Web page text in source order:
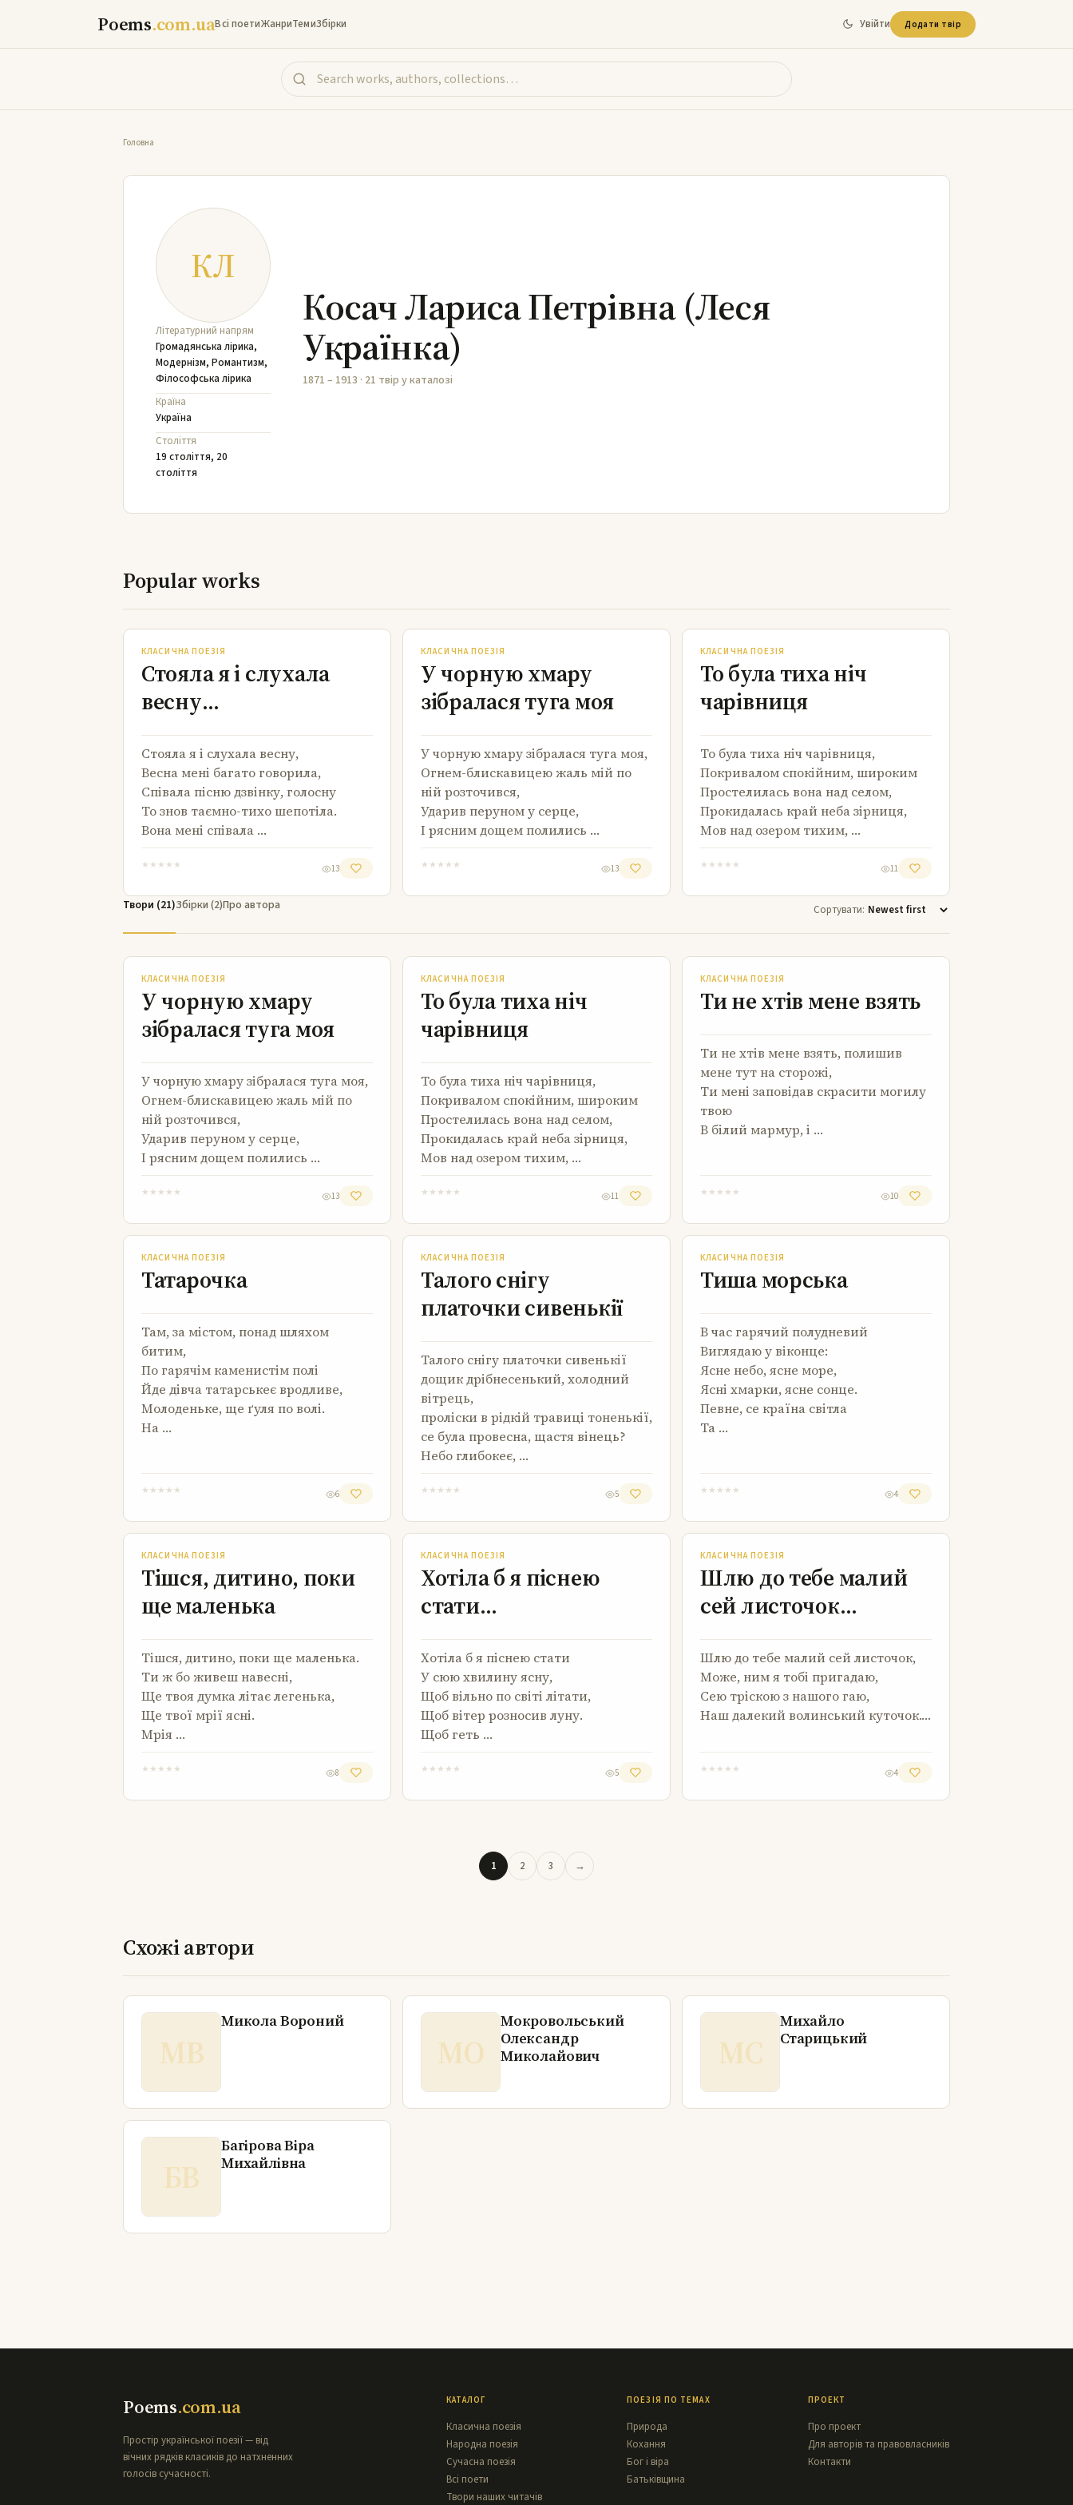
Poems.com.uaВсі поетиЖанриТемиЗбірки Увійти Додати твір
Головна
КЛ
Літературний напрям
Громадянська лірика,
Модернізм, Романтизм,
Філософська лірика
Країна
Україна
Століття
19 століття, 20
століття
Косач Лариса Петрівна (Леся
Українка)
1871 – 1913 · 21 твір у каталозі
Popular works
Стояла я і слухала весну…
КЛАСИЧНА ПОЕЗІЯ
Стояла я і слухала
весну…
Стояла я і слухала весну,
Весна мені багато говорила,
Співала пісню дзвінку, голосну
То знов таємно-тихо шепотіла.
Вона мені співала …
★ ★ ★ ★ ★ 13
У чорную хмару зібралася туга моя
КЛАСИЧНА ПОЕЗІЯ
У чорную хмару
зібралася туга моя
У чорную хмару зібралася туга моя,
Огнем-блискавицею жаль мій по
ній розточився,
Ударив перуном у серце,
І рясним дощем полились …
★ ★ ★ ★ ★ 13
То була тиха ніч чарівниця
КЛАСИЧНА ПОЕЗІЯ
То була тиха ніч
чарівниця
То була тиха ніч чарівниця,
Покривалом спокійним, широким
Простелилась вона над селом,
Прокидалась край неба зірниця,
Мов над озером тихим, …
★ ★ ★ ★ ★ 11
Твори (21)Збірки (2)Про автора Сортувати:
У чорную хмару зібралася туга моя
КЛАСИЧНА ПОЕЗІЯ
У чорную хмару
зібралася туга моя
У чорную хмару зібралася туга моя,
Огнем-блискавицею жаль мій по
ній розточився,
Ударив перуном у серце,
І рясним дощем полились …
★ ★ ★ ★ ★ 13
То була тиха ніч чарівниця
КЛАСИЧНА ПОЕЗІЯ
То була тиха ніч
чарівниця
То була тиха ніч чарівниця,
Покривалом спокійним, широким
Простелилась вона над селом,
Прокидалась край неба зірниця,
Мов над озером тихим, …
★ ★ ★ ★ ★ 11
Ти не хтів мене взять
КЛАСИЧНА ПОЕЗІЯ
Ти не хтів мене взять
Ти не хтів мене взять, полишив
мене тут на сторожі,
Ти мені заповідав скрасити могилу
твою
В білий мармур, і …
★ ★ ★ ★ ★ 10
Татарочка
КЛАСИЧНА ПОЕЗІЯ
Татарочка
Там, за містом, понад шляхом
битим,
По гарячім каменистім полі
Йде дівча татарськеє вродливе,
Молоденьке, ще ґуля по волі.
На …
★ ★ ★ ★ ★ 6
Талого снігу платочки сивенькії
КЛАСИЧНА ПОЕЗІЯ
Талого снігу
платочки сивенькії
Талого снігу платочки сивенькії
дощик дрібнесенький, холодний
вітрець,
проліски в рідкій травиці тоненькії,
се була провесна, щастя вінець?
Небо глибокеє, …
★ ★ ★ ★ ★ 5
Тиша морська
КЛАСИЧНА ПОЕЗІЯ
Тиша морська
В час гарячий полудневий
Виглядаю у віконце:
Ясне небо, ясне море,
Ясні хмарки, ясне сонце.
Певне, се країна світла
Та …
★ ★ ★ ★ ★ 4
Тішся, дитино, поки ще маленька
КЛАСИЧНА ПОЕЗІЯ
Тішся, дитино, поки
ще маленька
Тішся, дитино, поки ще маленька.
Ти ж бо живеш навесні,
Ще твоя думка літає легенька,
Ще твої мрії ясні.
Мрія …
★ ★ ★ ★ ★ 8
Хотіла б я піснею стати…
КЛАСИЧНА ПОЕЗІЯ
Хотіла б я піснею
стати…
Хотіла б я піснею стати
У сюю хвилину ясну,
Щоб вільно по світі літати,
Щоб вітер розносив луну.
Щоб геть …
★ ★ ★ ★ ★ 5
Шлю до тебе малий сей листочок…
КЛАСИЧНА ПОЕЗІЯ
Шлю до тебе малий
сей листочок…
Шлю до тебе малий сей листочок,
Може, ним я тобі пригадаю,
Сею тріскою з нашого гаю,
Наш далекий волинський куточок.…
★ ★ ★ ★ ★ 4
1 2 3 →
Схожі автори
МВ
Микола Вороний
МО
Мокровольський
Олександр
Миколайович
МС
Михайло
Старицький
БВ
Багірова Віра
Михайлівна
Poems.com.ua
Простір української поезії — від
вічних рядків класиків до натхненних
голосів сучасності.
КАТАЛОГ
Класична поезія
Народна поезія
Сучасна поезія
Всі поети
Твори наших читачів
ПОЕЗІЯ ПО ТЕМАХ
Природа
Кохання
Бог і віра
Батьківщина
ПРОЕКТ
Про проект
Для авторів та правовласників
Контакти